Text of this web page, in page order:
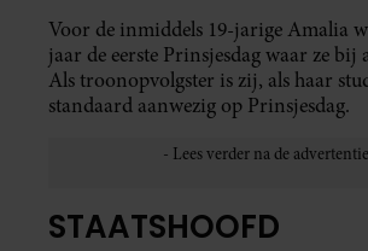
Voor de inmiddels 19-jarige Amalia
jaar de eerste Prinsjesdag waar ze bij
Als troonopvolgster is zij, als haar
standaard aanwezig op Prinsjesdag.
STAATSHOOFD